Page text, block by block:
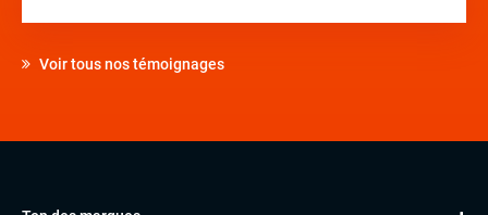
Voir tous nos témoignages